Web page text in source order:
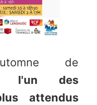
de
l'un des
attendus